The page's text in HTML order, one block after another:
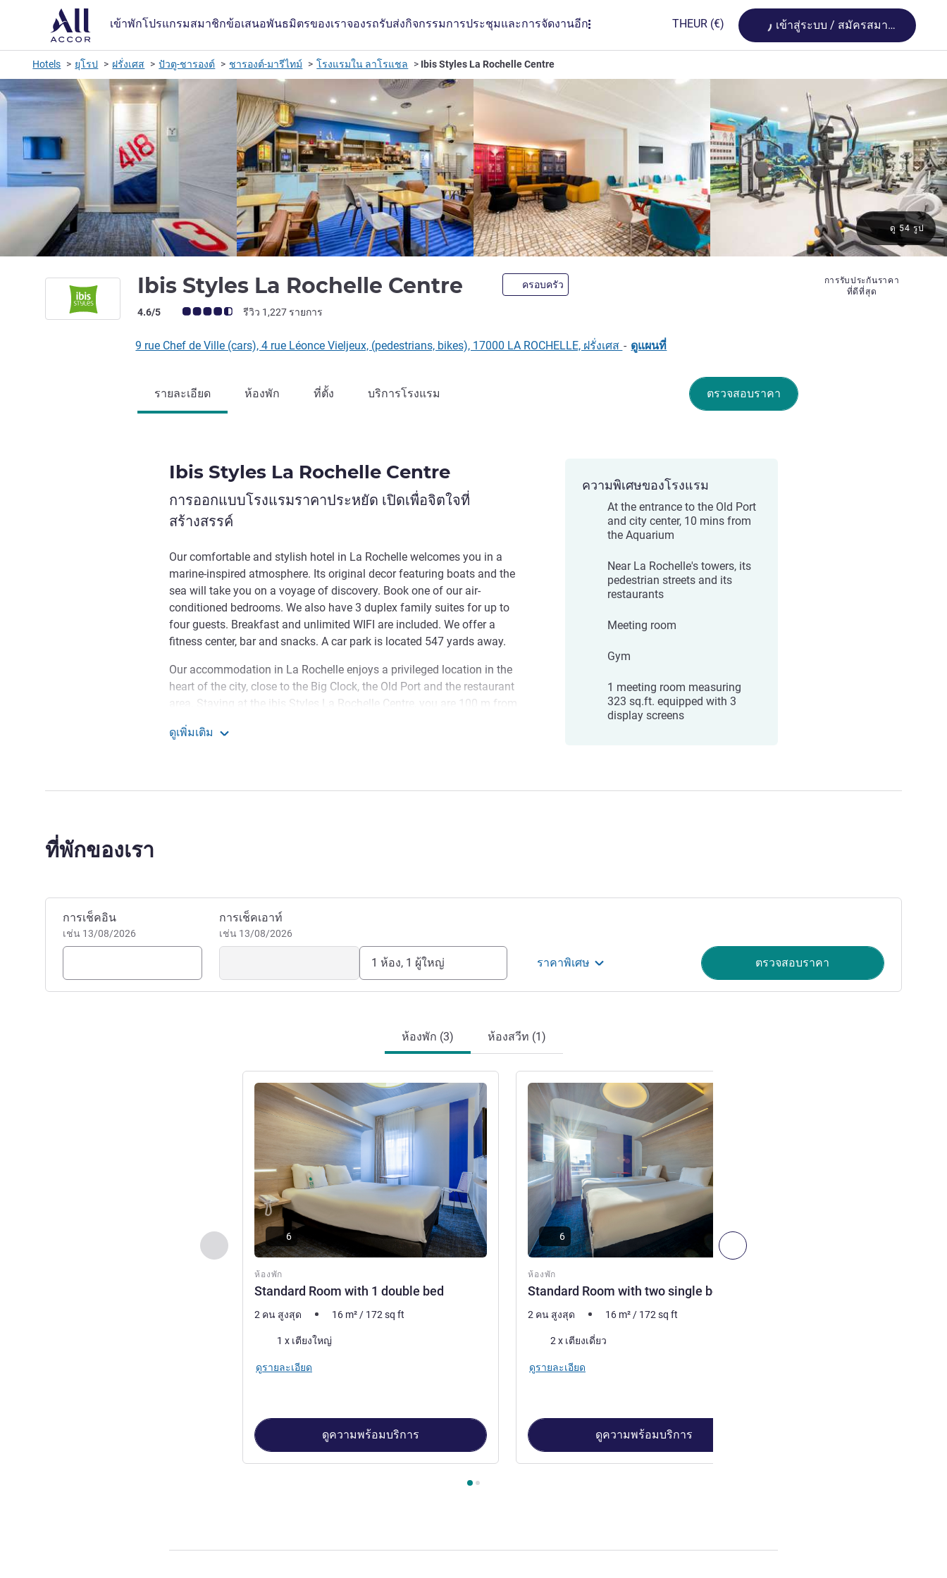
เข้าพักโปรแกรมสมาชิกข้อเสนอพันธมิตรของเราจองรถรับส่งกิจกรรมการประชุมและการจัดงานอีก THEUR (€) Loading...
เข้าสู่ระบบ / สมัครสมาชิก
Hotels ยุโรป ฝรั่งเศส ปัวตู-ชารองต์ ชารองต์-มารีไทม์ โรงแรมใน ลาโรแชล Ibis Styles La Rochelle Centre
Ibis Styles La Rochelle Centre 3 ดาวครอบครัว
คะแนนความคิดเห็นจากแขก (เรทติ้งบน ALL)
4.6/5 รีวิว 1,227 รายการ
การรับประกันราคา
ที่ดีที่สุด
ดู 54 รูป
9 rue Chef de Ville (cars), 4 rue Léonce Vieljeux, (pedestrians, bikes), 17000 LA ROCHELLE, ฝรั่งเศส - ดูแผนที่
ตรวจสอบราคา
รายละเอียด ห้องพัก ที่ตั้ง บริการโรงแรม
Ibis Styles La Rochelle Centre
การออกแบบโรงแรมราคาประหยัด เปิดเพื่อจิตใจที่
สร้างสรรค์
Our comfortable and stylish hotel in La Rochelle welcomes you in a
marine-inspired atmosphere. Its original decor featuring boats and the
sea will take you on a voyage of discovery. Book one of our air-
conditioned bedrooms. We also have 3 duplex family suites for up to
four guests. Breakfast and unlimited WIFI are included. We offer a
fitness center, bar and snacks. A car park is located 547 yards away.
Our accommodation in La Rochelle enjoys a privileged location in the
heart of the city, close to the Big Clock, the Old Port and the restaurant
area. Staying at the ibis Styles La Rochelle Centre, you are 100 m from
reach the Tower of the Chaîne or Concurrence Beach and casino.
ดูเพิ่มเติม
ความพิเศษของโรงแรม
At the entrance to the Old Port
and city center, 10 mins from
the Aquarium
Near La Rochelle's towers, its
pedestrian streets and its
restaurants
Meeting room
Gym
1 meeting room measuring
323 sq.ft. equipped with 3
display screens
ที่พักของเรา
จองโรงแรมนี้
การเช็คอิน
เช่น 13/08/2026
การเช็คเอาท์
เช่น 13/08/2026
1 ห้อง, 1 ผู้ใหญ่ ราคาพิเศษ ตรวจสอบราคา
ห้องพัก (3) ห้องสวีท (1)
ก่อนหน้า - ห้องพัก ถัดไป - ห้องพัก
ห้องพัก
Standard Room with 1 double bed
ดูรายละเอียด
6
2 คน สูงสุด 16 m² / 172 sq ft
เครื่องนอน
1 x เตียงใหญ่
ดูรายละเอียด
ดูความพร้อมบริการ
ห้องพัก
Standard Room with two single beds
ดูรายละเอียด
6
2 คน สูงสุด 16 m² / 172 sq ft
เครื่องนอน
2 x เตียงเดี่ยว
ดูรายละเอียด
ดูความพร้อมบริการ